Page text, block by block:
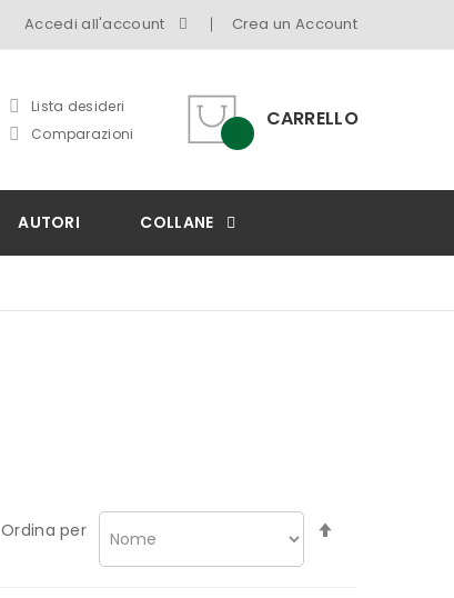
Accedi all'account Crea un Account
CARRELLO
Lista desideri
Comparazioni
AUTORI COLLANE
Ordina per